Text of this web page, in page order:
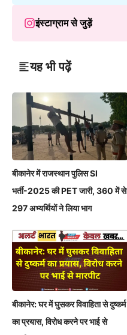
इंस्टाग्राम से जुड़ें
यह भी पढ़ें
बीकानेर में राजस्थान पुलिस SI
भर्ती-2025 की PET जारी, 360 में से
297 अभ्यर्थियों ने लिया भाग
बीकानेर: घर में घुसकर विवाहिता से दुष्कर्म
का प्रयास, विरोध करने पर भाई से